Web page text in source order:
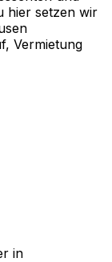
hier setzen wir
Vermietung
in